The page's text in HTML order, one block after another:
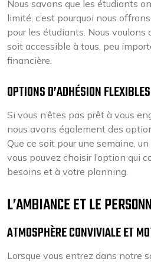
Nous savons que les étudiants
limité, c’est pourquoi nous
pour les étudiants. Nous voulons
soit accessible à tous, peu
financière.
OPTIONS D’ADHÉSION FLEXIBLES
Si vous n’êtes pas prêt à vous
nous avons également des
Que ce soit pour une semaine,
vous pouvez choisir l’option qui
besoins et à votre planning.
L’AMBIANCE ET LE
ATMOSPHÈRE CONVIVIALE ET
Lorsque vous entrez dans notre